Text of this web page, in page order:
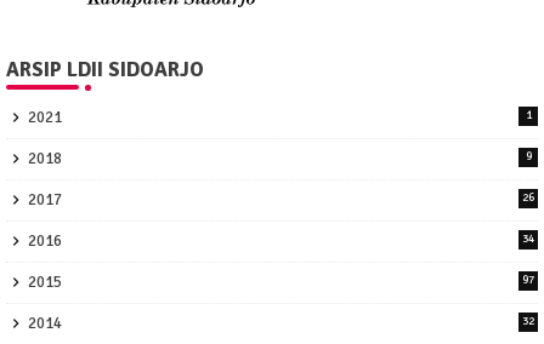
ARSIP LDII SIDOARJO
2021 1
2018 9
2017 26
2016 34
2015 97
2014 32